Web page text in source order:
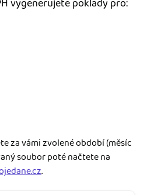
za vámi zvolené období (měsíc
soubor poté načtete na
.